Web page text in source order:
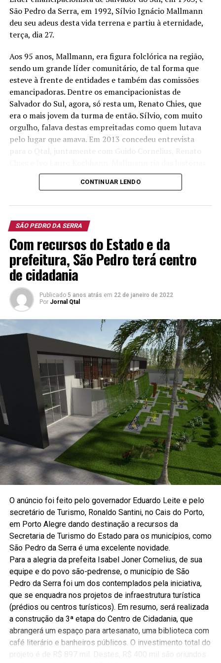
do setor público. Relembrou do trabalho feito nas
gestões e, acima de tudo, enalteceu a importância de
cada cidadão, desde aos emancipadores (muitos dos
como seu lar.
Vieram as bênçãos, na condução do padre Márcio Weber
e na sabedoria do Padre Attílio Hartmann. Na rua, a
chuva também estava liberada, ainda que tenha
prejudicado a festa de posse, mas trabalho e
confraternização terão espaço também nos próximos
quatro anos de gestão.
Fotos e texto: Alex Steffen/Jornal Qtal
São Pedro da Serra, em 1992, Sílvio Ignácio Mallmann
deu seu adeus desta vida terrena e partiu à eternidade,
terça, dia 27.
Aos 95 anos, Mallmann, era figura folclórica na região,
sendo um grande líder comunitário, de tal forma que
esteve à frente de entidades e também das comissões
emancipadoras. Dentre os emancipacionistas de
Salvador do Sul, agora, só resta um, Renato Chies, que
era o mais jovem da turma de então. Sílvio, com muito
orgulho, falava destas empreitadas como quem lutava
pelo lugar que amava. Em 2013 concedeu entrevista
para o Qtal, juntamente com Guido Cornelius, Renato
de então, sendo naquele ano vivenciado o
cinquentenário da união destes emancipacionistas.
Sílvio (o segundo da direita) orgulhava-se da trajetória
como emancipacionista
Sílvio era casado com Maria Selma, havia 72 anos, com
quem teve sete filhos. Essa família cresceu tendo 15
netos e 13 bisnetos. Todos, de maneira unânime, tinham
o avô Sílvio como referência.
Por vezes não entendia que os anos passaram e seguia
trabalhando como se fosse um jovem. Lutou pela vida
dos seus e também pela sua até o último instante. Fazia
o seu melhor sempre. Com muito zelo cuidou da amada
emocional com a esposa era tamanho que se manterá
para todo sempre. Amava tanto que, em tempos de
noivado, saiu sem a aliança pois tinha tirado ela pra não
sujar. Quando se deu conta, foi comprar outra igual,
numa loja, pra não correr o risco da noiva notar que ele
estava sem. Fazia tudo por amor.
“O vô era uma daquelas figuras que adorava aprontar
das suas. Contava, com orgulho, que era motorista
exemplar, nunca tendo levado uma multa até os 90 anos.
Se aventurava e deixava todos de cabelos em pé, afinal,
um homem com mais de 80 subindo em um pinheiro não
era pra qualquer um”, contou André Mallmann, neto e
CONTINUAR LENDO
SÃO PEDRO DA SERRA
Com recursos do Estado e da
prefeitura, São Pedro terá centro
de cidadania
Publicado 5 anos atrás em 22 de janeiro de 2022
Por Jornal Qtal
O anúncio foi feito pelo governador Eduardo Leite e pelo
secretário de Turismo, Ronaldo Santini, no Cais do Porto,
em Porto Alegre dando destinação a recursos da
Secretaria de Turismo do Estado para os municípios, como
São Pedro da Serra é uma excelente novidade.
Para a alegria da prefeita Isabel Joner Cornelius, de sua
equipe e do povo são-pedrense, o município de São
Pedro da Serra foi um dos contemplados pela iniciativa,
que se enquadra nos projetos de infraestrutura turística
(prédios ou centros turísticos). Em resumo, será realizada
a construção da 3ª etapa do Centro de Cidadania, que
abrangerá um espaço para artesanato, uma biblioteca com
café literário e banheiros públicos. O investimento total do